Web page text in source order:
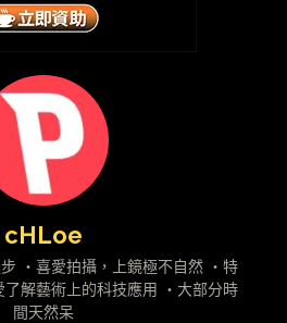
cHLoe
・喜愛拍攝，上鏡極不自然 ・特
解藝術上的科技應用 ・大部分時
間天然呆